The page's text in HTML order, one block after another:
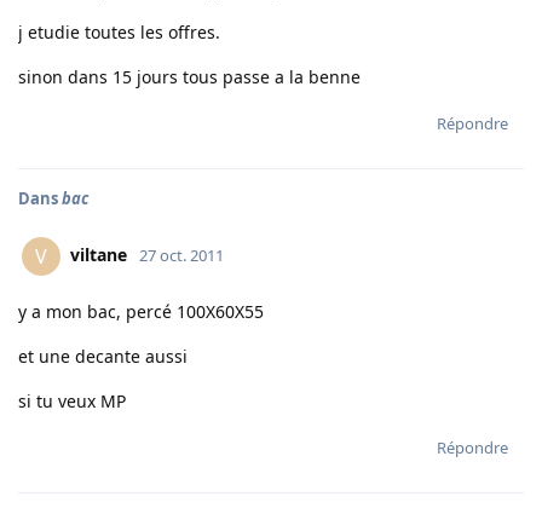
j etudie toutes les offres.
sinon dans 15 jours tous passe a la benne
Répondre
Dansbac
V viltane 27 oct. 2011
y a mon bac, percé 100X60X55
et une decante aussi
si tu veux MP
Répondre